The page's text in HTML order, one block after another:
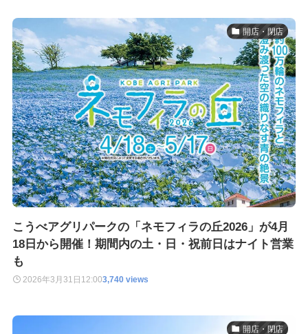
開店・閉店
こうべアグリパークの「ネモフィラの丘2026」が4月
18日から開催！期間内の土・日・祝前日はナイト営業
も
2026年3月31日 12:003,740 views
開店・閉店